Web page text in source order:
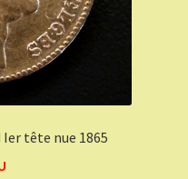
Ier tête nue 1865